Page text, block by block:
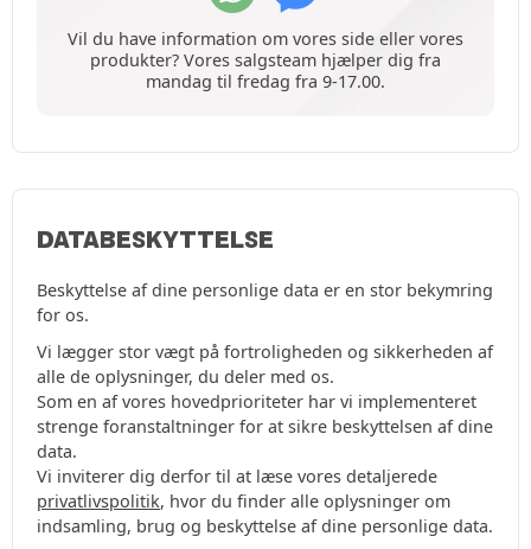
Vil du have information om vores side eller vores
produkter? Vores salgsteam hjælper dig fra
mandag til fredag fra 9-17.00.
DATABESKYTTELSE
Beskyttelse af dine personlige data er en stor bekymring
for os.
Vi lægger stor vægt på fortroligheden og sikkerheden af
alle de oplysninger, du deler med os.
Som en af vores hovedprioriteter har vi implementeret
strenge foranstaltninger for at sikre beskyttelsen af dine
data.
Vi inviterer dig derfor til at læse vores detaljerede
privatlivspolitik, hvor du finder alle oplysninger om
indsamling, brug og beskyttelse af dine personlige data.